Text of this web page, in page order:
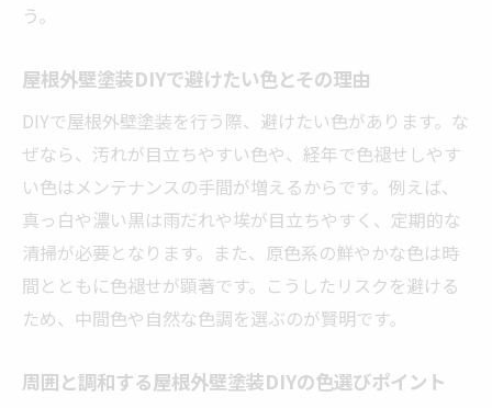
う。
屋根外壁塗装DIYで避けたい色とその理由
DIYで屋根外壁塗装を行う際、避けたい色があります。な
ぜなら、汚れが目立ちやすい色や、経年で色褪せしやす
い色はメンテナンスの手間が増えるからです。例えば、
真っ白や濃い黒は雨だれや埃が目立ちやすく、定期的な
清掃が必要となります。また、原色系の鮮やかな色は時
間とともに色褪せが顕著です。こうしたリスクを避ける
ため、中間色や自然な色調を選ぶのが賢明です。
周囲と調和する屋根外壁塗装DIYの色選びポイント